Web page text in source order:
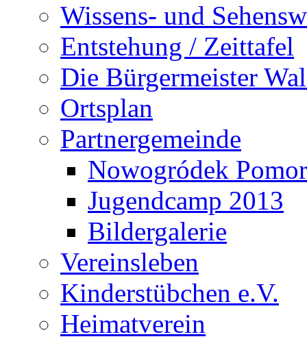
Wissens- und
Entstehung / Zeittafel
Die Bürgermeister
Ortsplan
Partnergemeinde
Nowogródek
Jugendcamp 2013
Bildergalerie
Vereinsleben
Kinderstübchen e.V.
Heimatverein